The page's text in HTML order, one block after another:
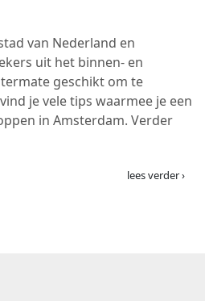
van Nederland en
uit het binnen- en
geschikt om te
je vele tips waarmee je een
in Amsterdam. Verder
lees verder ›